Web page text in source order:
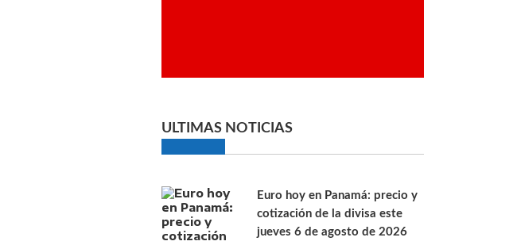
ULTIMAS NOTICIAS
Euro hoy en Panamá: precio y
cotización de la divisa este
jueves 6 de agosto de 2026